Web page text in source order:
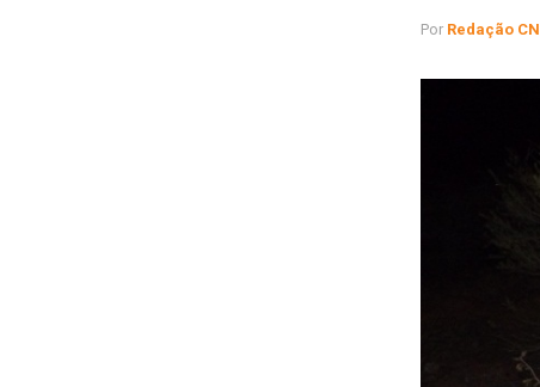
Por Redação CN